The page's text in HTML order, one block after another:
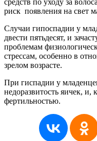
риск появления на свет
Случаи гипоспадии у
двести пятьдесят, и
проблемам
стрессам, особенно в
зрелом возрасте.
При гиспадии у
недоразвитость яичек, и,
фертильностью.